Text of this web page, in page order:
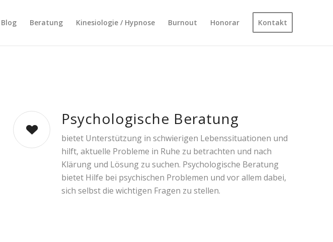
Blog Beratung Kinesiologie / Hypnose Burnout Honorar Kontakt
Psychologische Beratung
bietet Unterstützung in schwierigen Lebenssituationen und
hilft, aktuelle Probleme in Ruhe zu betrachten und nach
Klärung und Lösung zu suchen. Psychologische Beratung
bietet Hilfe bei psychischen Problemen und vor allem dabei,
sich selbst die wichtigen Fragen zu stellen.